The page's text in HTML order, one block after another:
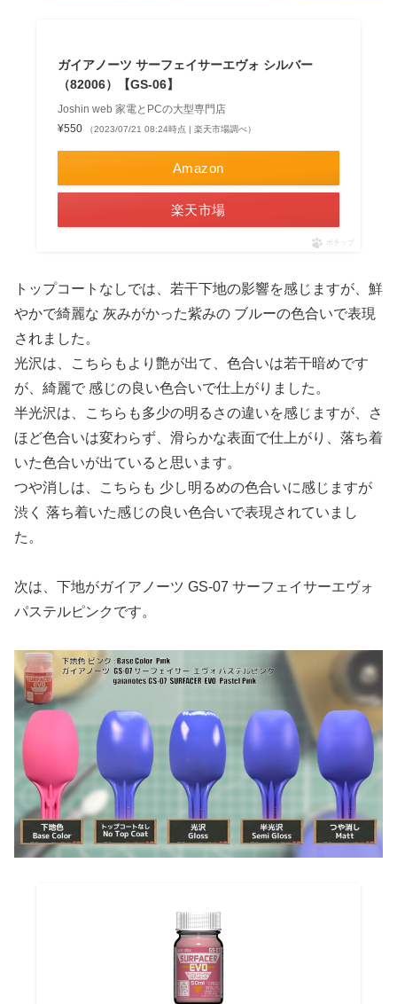
ガイアノーツ サーフェイサーエヴォ シルバー
（82006）【GS-06】
Joshin web 家電とPCの大型専門店
¥550
（2023/07/21 08:24時点 | 楽天市場調べ）
Amazon
楽天市場
ポチップ
トップコートなしでは、若干下地の影響を感じますが、鮮
やかで綺麗な 灰みがかった紫みの ブルーの色合いで表現
されました。
光沢は、こちらもより艶が出て、色合いは若干暗めです
が、綺麗で 感じの良い色合いで仕上がりました。
半光沢は、こちらも多少の明るさの違いを感じますが、さ
ほど色合いは変わらず、滑らかな表面で仕上がり、落ち着
いた色合いが出ていると思います。
つや消しは、こちらも 少し明るめの色合いに感じますが
渋く 落ち着いた感じの良い色合いで表現されていまし
た。
次は、下地がガイアノーツ GS-07 サーフェイサーエヴォ
パステルピンクです。